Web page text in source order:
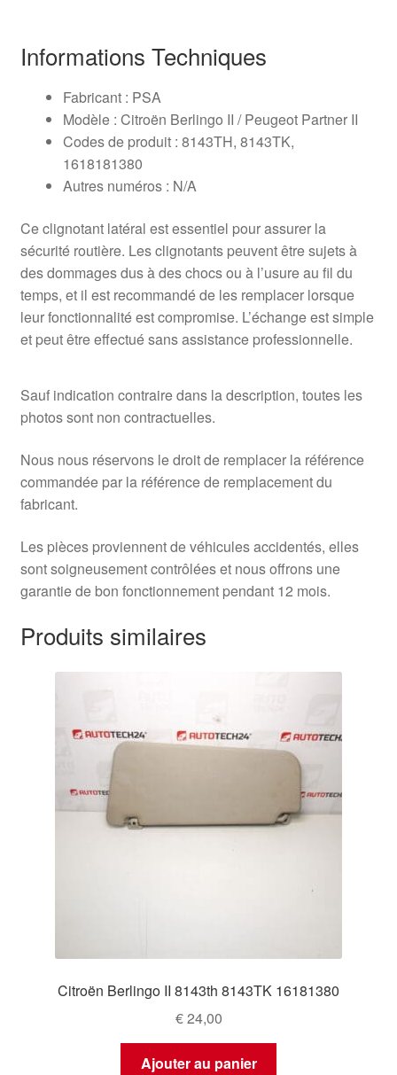
Informations Techniques
Fabricant : PSA
Modèle : Citroën Berlingo II / Peugeot Partner II
Codes de produit : 8143TH, 8143TK,
1618181380
Autres numéros : N/A
Ce clignotant latéral est essentiel pour assurer la
sécurité routière. Les clignotants peuvent être sujets à
des dommages dus à des chocs ou à l’usure au fil du
temps, et il est recommandé de les remplacer lorsque
leur fonctionnalité est compromise. L’échange est simple
et peut être effectué sans assistance professionnelle.
Sauf indication contraire dans la description, toutes les
photos sont non contractuelles.
Nous nous réservons le droit de remplacer la référence
commandée par la référence de remplacement du
fabricant.
Les pièces proviennent de véhicules accidentés, elles
sont soigneusement contrôlées et nous offrons une
garantie de bon fonctionnement pendant 12 mois.
Produits similaires
Citroën Berlingo II 8143th 8143TK 16181380
€24,00
Ajouter au panier